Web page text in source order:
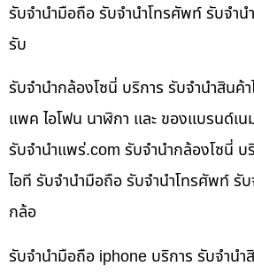
รับจำนำมือถือ รับจำนำโทรศัพท์ รับจำ
รับ
รับจำนำกล้องโซนี่ บริการ รับจำนำสินค้
แพค ไอโฟน นาฬิกา และ ของแบรนด์เน
รับจํานําแพร่.com รับจำนำกล้องโซนี่ บ
ไอที รับจำนำมือถือ รับจำนำโทรศัพท์ รั
กล้อ
รับจำนำมือถือ iphone บริการ รับจำนำ